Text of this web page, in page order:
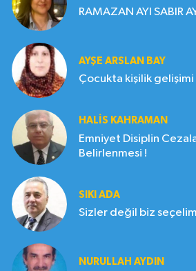
RAMAZAN AYI SABIR
AYŞE ARSLAN BAY
Çocukta kişilik gelişimi
HALIS KAHRAMAN
Emniyet Disiplin
Belirlenmesi !
SIKI ADA
Sizler değil biz
NURULLAH AYDIN